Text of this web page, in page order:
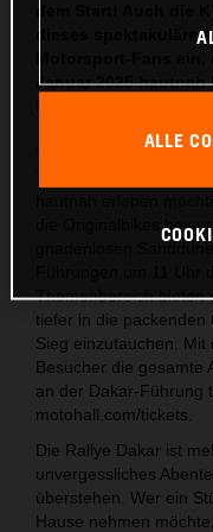
dieses spektakuläre
Januar 2025
Während der Dakar
die Originalbikes
Themenbereich bieten
tiefer in die packenden
Sieg einzutauchen. Mit
Besucher die gesamte
an der Dakar-Führung
motohall.com/tickets.
Die Rallye Dakar ist
unvergessliches
überstehen. Wer ein
Hause nehmen
ALLE